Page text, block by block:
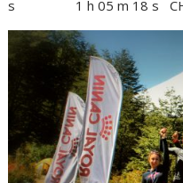
s 1 h 05 m 18 s